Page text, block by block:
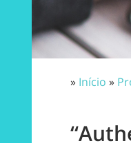
» Início »